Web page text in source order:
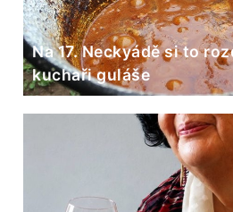
Na 17. Neckyádě si to
kuchaři guláše